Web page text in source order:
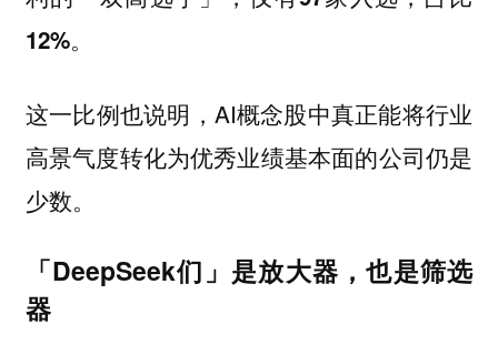
12%。
这一比例也说明，AI概念股中真正能将行业
高景气度转化为优秀业绩基本面的公司仍是
少数。
「DeepSeek们」是放大器，也是筛选
器